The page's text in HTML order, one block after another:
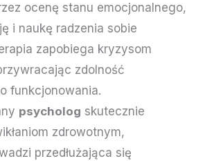
ocenę stanu emocjonalnego,
i naukę radzenia sobie
zapobiega kryzysom
zdolność
funkcjonowania.
psycholog skutecznie
zdrowotnym,
przedłużająca się